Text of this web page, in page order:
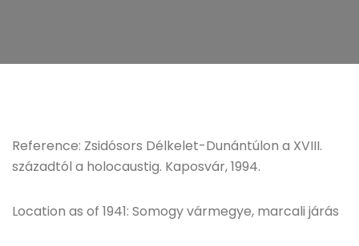
Reference: Zsidósors Délkelet-Dunántúlon a XVIII.
századtól a holocaustig. Kaposvár, 1994.
Location as of 1941: Somogy vármegye, marcali járás